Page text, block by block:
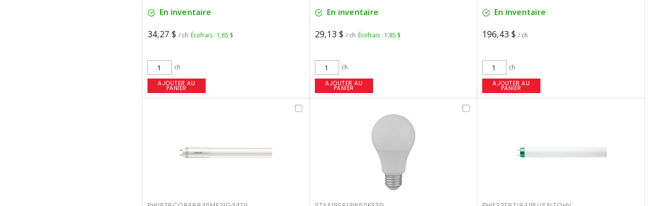
En inventaire
34,27 $ / ch Écofrais : 1,85 $
ch
AJOUTER AU
PANIER
En inventaire
29,13 $ / ch Écofrais : 1,85 $
ch
AJOUTER AU
PANIER
En inventaire
196,43 $ / ch
ch
AJOUTER AU
PANIER